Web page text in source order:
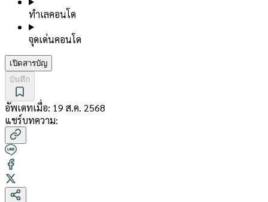
ทำเลคอนโด
จุดเด่นคอนโด
เปิดสารบัญ
บันทึก
อัพเดทเมื่อ: 19 ส.ค. 2568
แชร์บทความ: